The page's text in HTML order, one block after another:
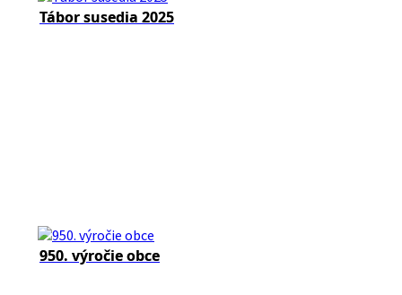
Tábor susedia 2025
950. výročie obce